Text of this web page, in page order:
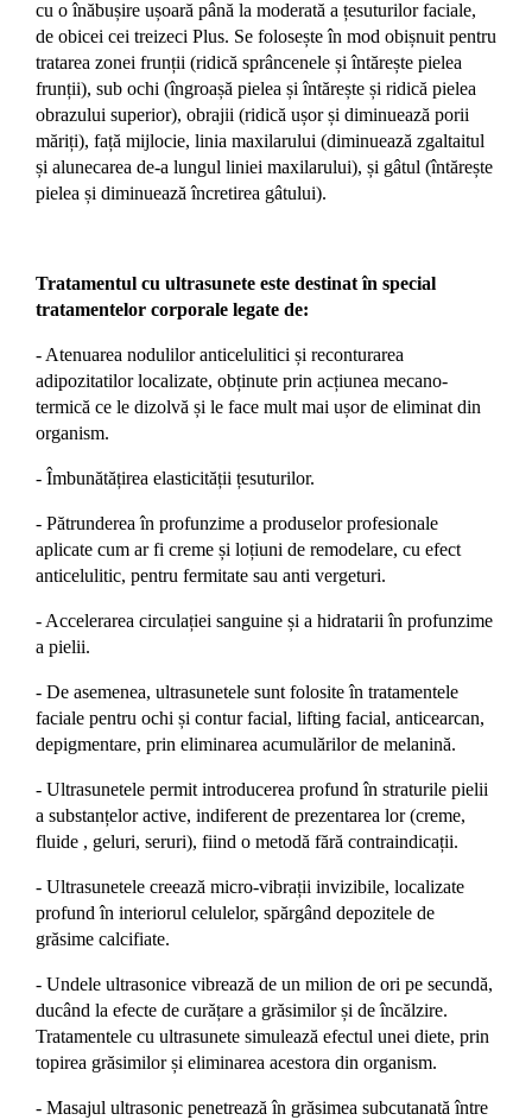
cu o înăbușire ușoară până la moderată a țesuturilor faciale,
de obicei cei treizeci Plus. Se folosește în mod obișnuit pentru
tratarea zonei frunții (ridică sprâncenele și întărește pielea
frunții), sub ochi (îngroașă pielea și întărește și ridică pielea
obrazului superior), obrajii (ridică ușor și diminuează porii
măriți), față mijlocie, linia maxilarului (diminuează zgaltaitul
și alunecarea de-a lungul liniei maxilarului), și gâtul (întărește
pielea și diminuează încretirea gâtului).
Tratamentul cu ultrasunete este destinat în special
tratamentelor corporale legate de:
- Atenuarea nodulilor anticelulitici și reconturarea
adipozitatilor localizate, obținute prin acțiunea mecano-
termică ce le dizolvă și le face mult mai ușor de eliminat din
organism.
- Îmbunătățirea elasticității țesuturilor.
- Pătrunderea în profunzime a produselor profesionale
aplicate cum ar fi creme și loțiuni de remodelare, cu efect
anticelulitic, pentru fermitate sau anti vergeturi.
- Accelerarea circulației sanguine și a hidratarii în profunzime
a pielii.
- De asemenea, ultrasunetele sunt folosite în tratamentele
faciale pentru ochi și contur facial, lifting facial, anticearcan,
depigmentare, prin eliminarea acumulărilor de melanină.
- Ultrasunetele permit introducerea profund în straturile pielii
a substanțelor active, indiferent de prezentarea lor (creme,
fluide , geluri, seruri), fiind o metodă fără contraindicații.
- Ultrasunetele creează micro-vibrații invizibile, localizate
profund în interiorul celulelor, spărgând depozitele de
grăsime calcifiate.
- Undele ultrasonice vibrează de un milion de ori pe secundă,
ducând la efecte de curățare a grăsimilor și de încălzire.
Tratamentele cu ultrasunete simulează efectul unei diete, prin
topirea grăsimilor și eliminarea acestora din organism.
- Masajul ultrasonic penetrează în grăsimea subcutanată între